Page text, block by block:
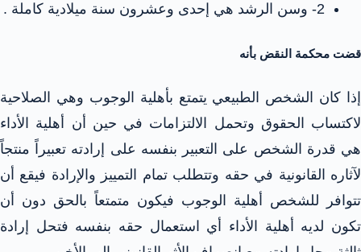
2- وسن الرشد هي إحدى وعشرون سنة ميلادية كاملة .
قضت محكمة النقض بأنه
إذا كان الشخص الطبيعي يتمتع بأهلية الوجوب وهي الصلاحية
لاكتساب الحقوق وتحمل الالتزامات في حين أن أهلية الأداء
هي قدرة الشخص على التعبير بنفسه على إرادته تعبيراً منتجاً
لآثاره القانونية في حقه وتتطلب تمام التمييز والإرادة فيقع أن
تتوافر للشخص أهلية الوجوب فيكون متمتعاً بالحق دون أن
تكون لديه أهلية الأداء أي استعمال حقه بنفسه فتحل إرادة